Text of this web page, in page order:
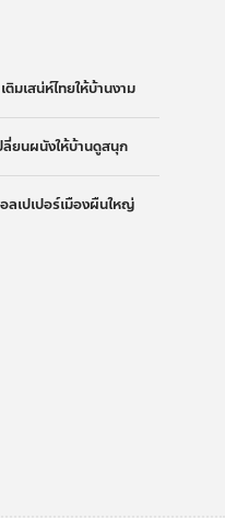
มเสน่ห์ไทยให้บ้านงาม
ยนผนังให้บ้านดูสนุก
เปเปอร์เมืองผืนใหญ่